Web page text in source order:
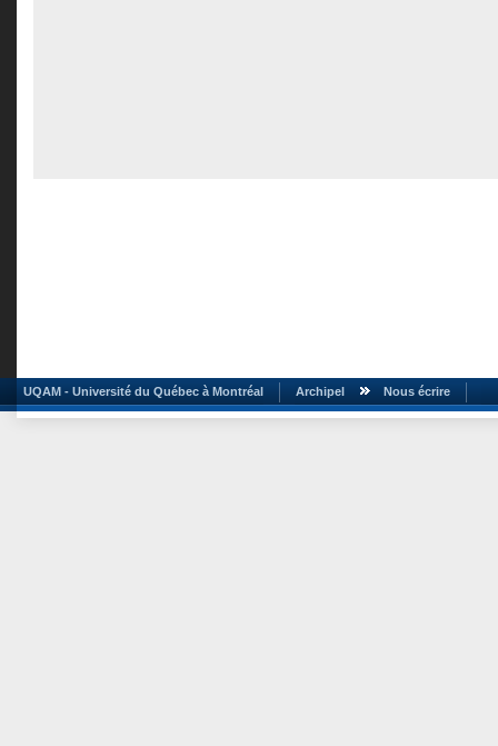
UQAM - Université du Québec à Montréal Archipel Nous écrire